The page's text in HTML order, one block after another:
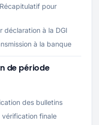
pour
déclaration à la DGI
à la banque
de période
des bulletins
vérification finale